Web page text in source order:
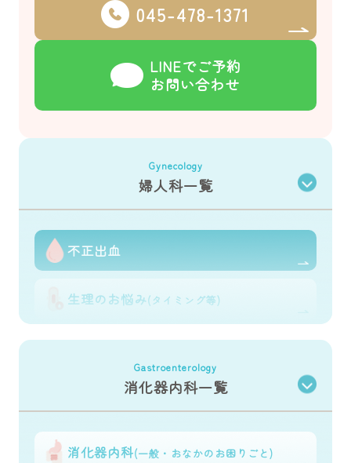
045-478-1371
LINEでご予約
お問い合わせ
Gynecology
婦人科一覧
不正出血
生理のお悩み(タイミング等)
子宮頸がん予防ワクチン
更年期のお悩み
Gastroenterology
消化器内科一覧
消化器内科(一般・おなかのお困りごと)